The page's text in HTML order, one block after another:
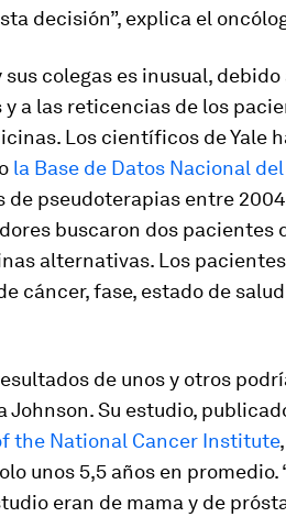
decisión”, explica el
sus colegas es inusual,
a las reticencias de los
Los científicos de Yale
la Base de Datos Nacional
pseudoterapias entre 2004
buscaron dos pacientes
alternativas. Los
cáncer, fase, estado de
de unos y otros
Johnson. Su estudio,
the National Cancer Institute
unos 5,5 años en
eran de mama y de